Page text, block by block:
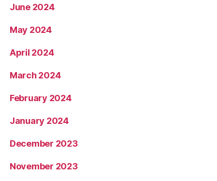
June 2024
May 2024
April 2024
March 2024
February 2024
January 2024
December 2023
November 2023